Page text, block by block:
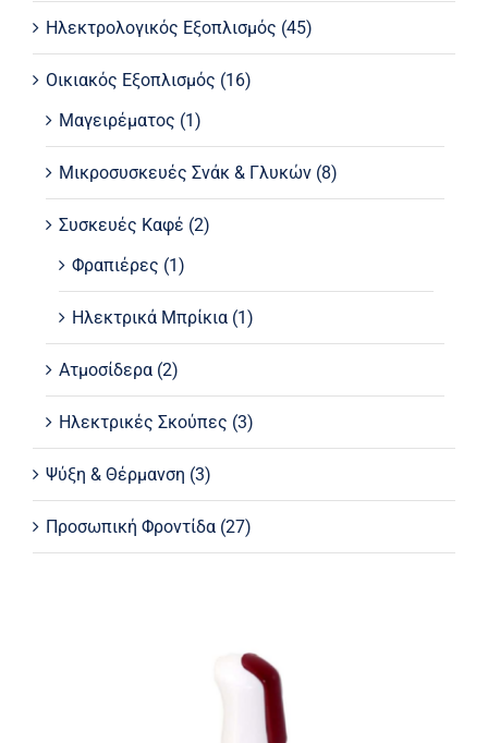
Ηλεκτρολογικός Εξοπλισμός (45)
Οικιακός Εξοπλισμός (16)
Μαγειρέματος (1)
Μικροσυσκευές Σνάκ & Γλυκών (8)
Συσκευές Καφέ (2)
Φραπιέρες (1)
Ηλεκτρικά Μπρίκια (1)
Ατμοσίδερα (2)
Ηλεκτρικές Σκούπες (3)
Ψύξη & Θέρμανση (3)
Προσωπική Φροντίδα (27)